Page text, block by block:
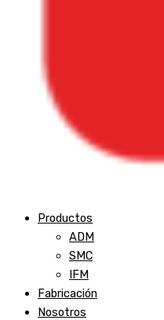
Productos
ADM
SMC
IFM
Fabricación
Nosotros